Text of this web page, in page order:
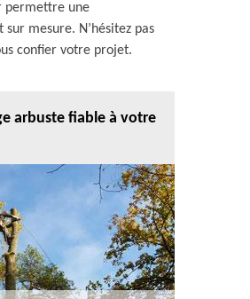
permettre une
mesure. N’hésitez pas
confier votre projet.
arbuste fiable à votre